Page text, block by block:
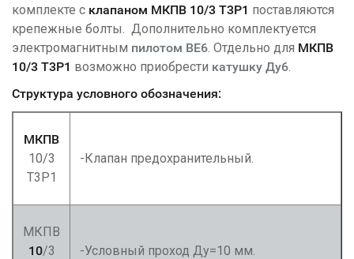
комплекте с клапаном МКПВ 10/3 Т3Р1 поставляются
крепежные болты. Дополнительно комплектуется
электромагнитным пилотом ВЕ6. Отдельно для МКПВ
10/3 Т3Р1 возможно приобрести катушку Ду6.
Структура условного обозначения:
МКПВ
10/3
Т3Р1
-Клапан предохранительный.
МКПВ
10/3
-Условный проход Ду=10 мм.